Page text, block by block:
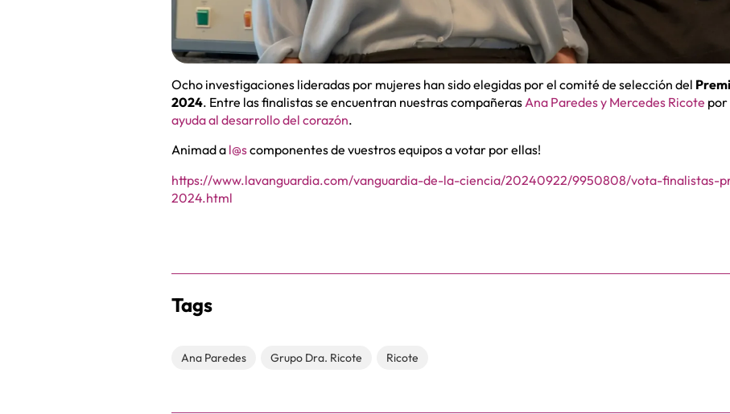
Ocho investigaciones lideradas por mujeres han sido elegidas por el comité de selección del
2024. Entre las finalistas se encuentran nuestras compañerasAna Paredes y Mercedes Ricote por
ayuda al desarrollo del corazón.
Animad a l@scomponentes de vuestros equipos a votar por ellas!
https://www.lavanguardia.com/vanguardia-de-la-ciencia/20240922/9950808/vota-finalistas-
2024.html
Tags
Ana Paredes Grupo Dra. Ricote Ricote